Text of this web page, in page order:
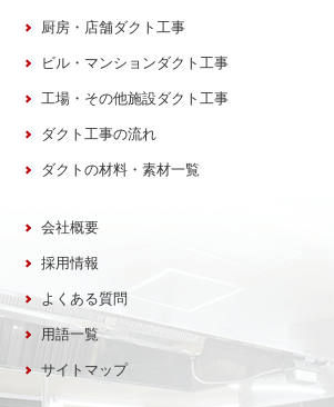
厨房・店舗ダクト工事
ビル・マンションダクト工事
工場・その他施設ダクト工事
ダクト工事の流れ
ダクトの材料・素材一覧
会社概要
採用情報
よくある質問
用語一覧
サイトマップ